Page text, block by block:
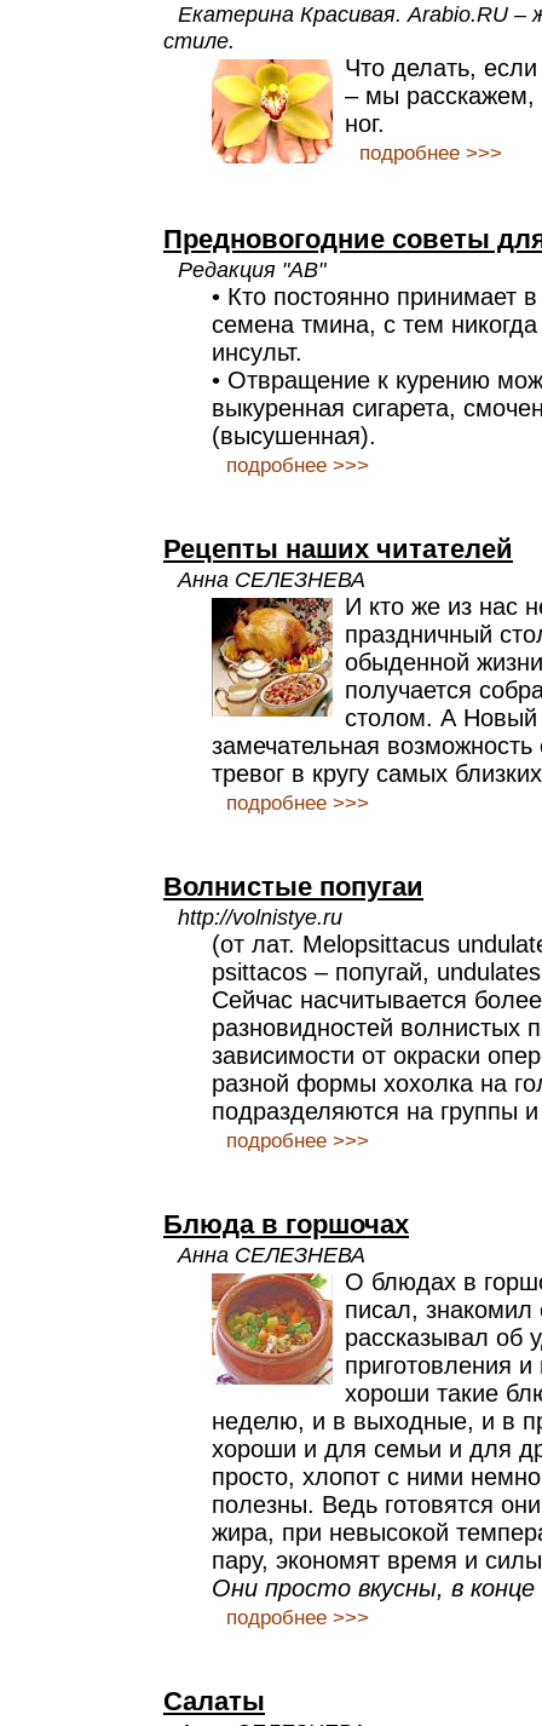
Екатерина Красивая. Arabio.RU –
стиле.
Что делать,
– мы расскажем,
ног.
подробнее >>>
Предновогодние советы
Редакция "АВ"
• Кто постоянно принимает
семена тмина, с тем никогда
инсульт.
• Отвращение к курению
выкуренная сигарета,
(высушенная).
подробнее >>>
Рецепты наших читателей
Анна СЕЛЕЗНЕВА
И кто же из нас
праздничный
обыденной
получается
столом. А Новый
замечательная возможность
тревог в кругу самых
подробнее >>>
Волнистые попугаи
http://volnistye.ru
(от лат. Melopsittacus
psittacos – попугай,
Сейчас насчитывается
разновидностей волнистых
зависимости от окраски
разной формы хохолка на
подразделяются на группы
подробнее >>>
Блюда в горшочах
Анна СЕЛЕЗНЕВА
О блюдах в
писал, знакомил
рассказывал об
приготовления
хороши такие
неделю, и в выходные, и в
хороши и для семьи и для
просто, хлопот с ними
полезны. Ведь готовятся
жира, при невысокой
пару, экономят время и
Они просто вкусны, в конце
подробнее >>>
Салаты